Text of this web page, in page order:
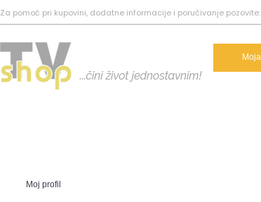
Za pomoć pri kupovini, dodatne informacije i poručivanje pozovite:
Moj profil